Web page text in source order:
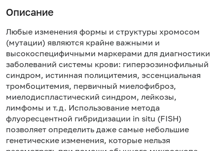
Описание
Любые изменения формы и структуры хромосом
(мутации) являются крайне важными и
высокоспецифичными маркерами для диагностики
заболеваний системы крови: гиперэозинофильный
синдром, истинная полицитемия, эссенциальная
тромбоцитемия, первичный миелофиброз,
миелодиспластический синдром, лейкозы,
лимфомы и т.д. Использование метода
флуоресцентной гибридизации in situ (FISH)
позволяет определить даже самые небольшие
генетические изменения, которые нельзя